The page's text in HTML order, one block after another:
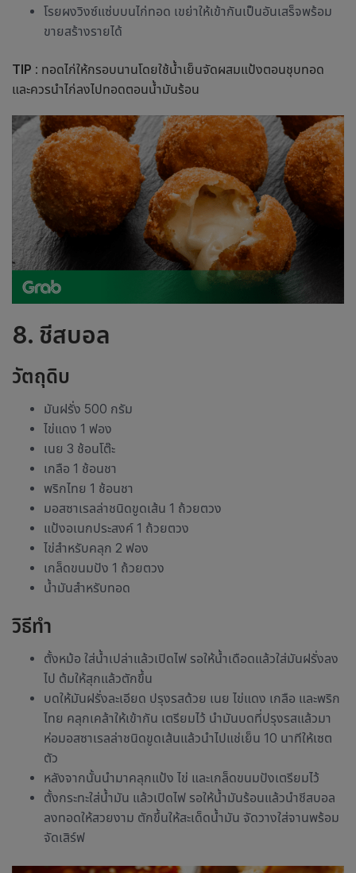
โรยผงวิงซ์แซ่บบนไก่ทอด เขย่าให้เข้ากันเป็นอันเสร็จพร้อม
ขายสร้างรายได้
TIP : ทอดไก่ให้กรอบนานโดยใช้น้ำเย็นจัดผสมแป้งตอนชุบทอด
และควรนำไก่ลงไปทอดตอนน้ำมันร้อน
8. ชีสบอล
วัตถุดิบ
มันฝรั่ง 500 กรัม
ไข่แดง 1 ฟอง
เนย 3 ช้อนโต๊ะ
เกลือ 1 ช้อนชา
พริกไทย 1 ช้อนชา
มอสซาเรลล่าชนิดขูดเส้น 1 ถ้วยตวง
แป้งอเนกประสงค์ 1 ถ้วยตวง
ไข่สำหรับคลุก 2 ฟอง
เกล็ดขนมปัง 1 ถ้วยตวง
น้ำมันสำหรับทอด
วิธีทำ
ตั้งหม้อ ใส่น้ำเปล่าแล้วเปิดไฟ รอให้น้ำเดือดแล้วใส่มันฝรั่งลง
ไป ต้มให้สุกแล้วตักขึ้น
บดให้มันฝรั่งละเอียด ปรุงรสด้วย เนย ไข่แดง เกลือ และพริก
ไทย คลุกเคล้าให้เข้ากัน เตรียมไว้ นำมันบดที่ปรุงรสแล้วมา
ห่อมอสซาเรลล่าชนิดขูดเส้นแล้วนำไปแช่เย็น 10 นาทีให้เซต
ตัว
หลังจากนั้นนำมาคลุกแป้ง ไข่ และเกล็ดขนมปังเตรียมไว้
ตั้งกระทะใส่น้ำมัน แล้วเปิดไฟ รอให้น้ำมันร้อนแล้วนำชีสบอล
ลงทอดให้สวยงาม ตักขึ้นให้สะเด็ดน้ำมัน จัดวางใส่จานพร้อม
จัดเสิร์ฟ